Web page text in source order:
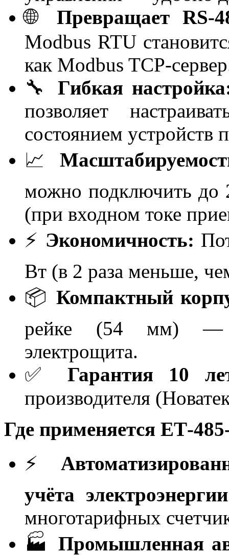
🌐 Превращает RS-
Modbus RTU
как Modbus TCP-
🔧 Гибкая
позволяет
состоянием устройств
📈
можно подключить до
(при входном токе
⚡ Экономичность:
Вт (в 2 раза меньше,
📦 Компактный
рейке (54 мм) —
электрощита.
✅ Гарантия 10
производителя
Где применяется ЕТ-
⚡
учёта
многотарифных
🏭 Промышленная